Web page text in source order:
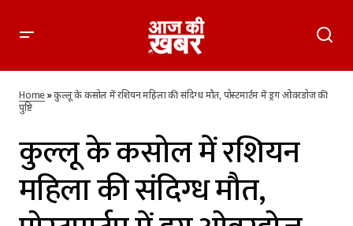
ओवरडोज की पुष्टि
Home»कुल्लू के कसोल में रशियन महिला की संदिग्ध मौत, पोस्टमार्टम में ड्रग ओवरडोज की
पुष्टि
कुल्लू के कसोल में रशियन
महिला की संदिग्ध मौत,